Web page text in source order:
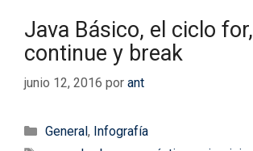
Java Básico, el ciclo for,
continue y break
junio 12, 2016 por ant
Categorías
General, Infografía